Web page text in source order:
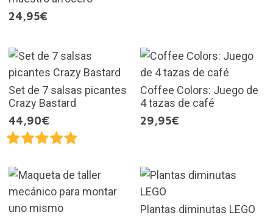
24,95€
Set de 7 salsas picantes
Crazy Bastard
44,90€
Coffee Colors: Juego de
4 tazas de café
29,95€
Plantas diminutas LEGO